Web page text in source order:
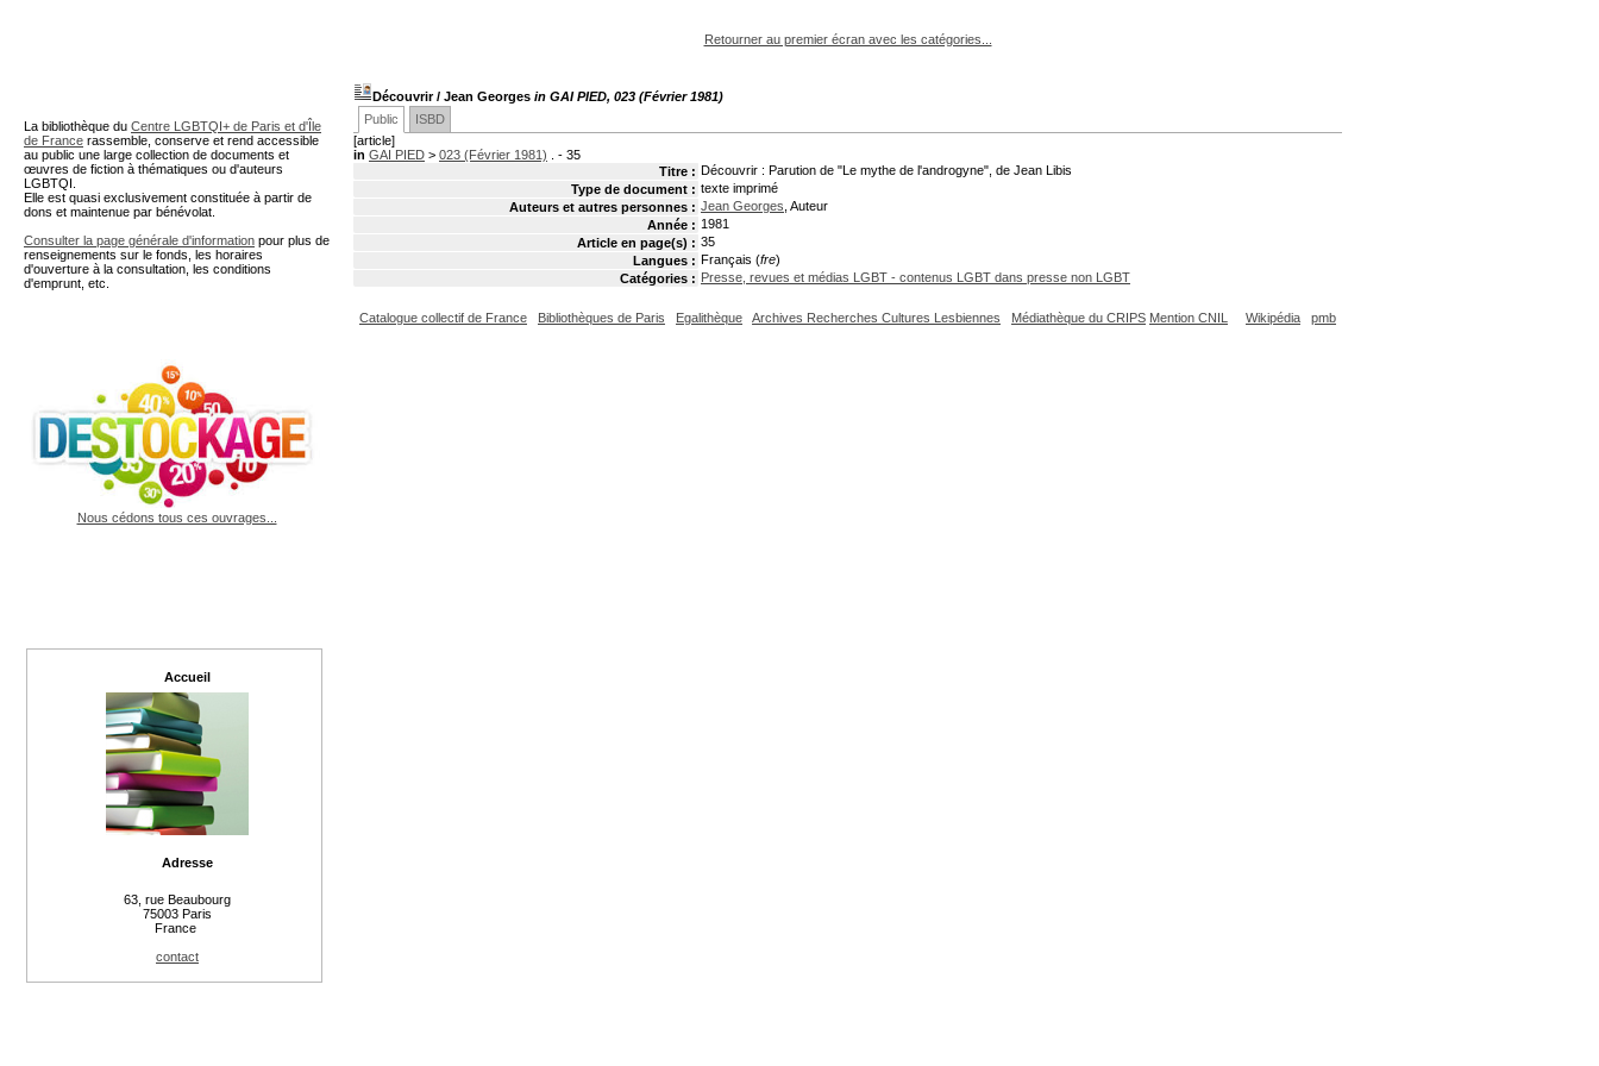
Retourner au premier écran avec les catégories...
Découvrir/ Jean Georges in GAI PIED, 023 (Février 1981)
Public
ISBD
[article]
in GAI PIED > 023 (Février 1981) . - 35
Titre : Découvrir : Parution de "Le mythe de l'androgyne", de Jean Libis
Type de document : texte imprimé
Auteurs et autres personnes : Jean Georges , Auteur
Année : 1981
Article en page(s) : 35
Langues : Français (fre)
Catégories : Presse, revues et médias LGBT - contenus LGBT dans presse non LGBT
Catalogue collectif de France Bibliothèques de Paris Egalithèque Archives Recherches Cultures Lesbiennes Médiathèque du CRIPS Mention CNIL Wikipédia pmb
La bibliothèque du Centre LGBTQI+ de Paris et d'Île
de France rassemble, conserve et rend accessible
au public une large collection de documents et
œuvres de fiction à thématiques ou d'auteurs
LGBTQI.
Elle est quasi exclusivement constituée à partir de
dons et maintenue par bénévolat.
Consulter la page générale d'information pour plus de
renseignements sur le fonds, les horaires
d'ouverture à la consultation, les conditions
d'emprunt, etc.
Nous cédons tous ces ouvrages...
Accueil
Adresse
63, rue Beaubourg
75003 Paris
France
contact